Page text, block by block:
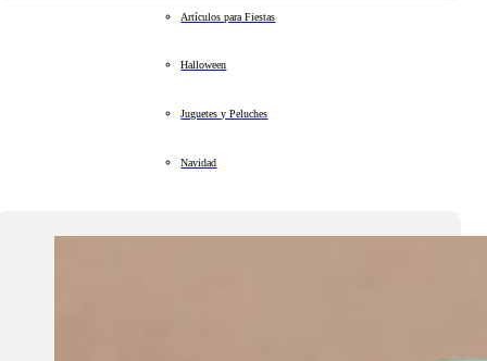
Artículos para Fiestas
Halloween
Juguetes y Peluches
Navidad